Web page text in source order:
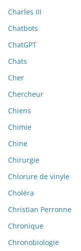
Charles III
Chatbots
ChatGPT
Chats
Cher
Chercheur
Chiens
Chimie
Chine
Chirurgie
Chlorure de vinyle
Choléra
Christian Perronne
Chronique
Chronobiologie